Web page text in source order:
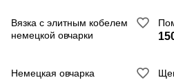
Вязка с элитным кобелем
немецкой овчарки
Немецкая овчарка